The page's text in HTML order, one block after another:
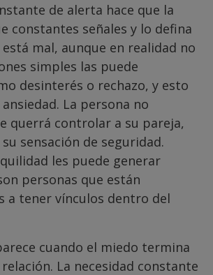
de alerta hace que la
constantes señales y lo defina
mal, aunque en realidad no
simples las puede
desinterés o rechazo, y esto
La persona no
querrá controlar a su pareja,
sensación de seguridad.
les puede generar
personas que están
a tener vínculos dentro del
cuando el miedo termina
La necesidad constante